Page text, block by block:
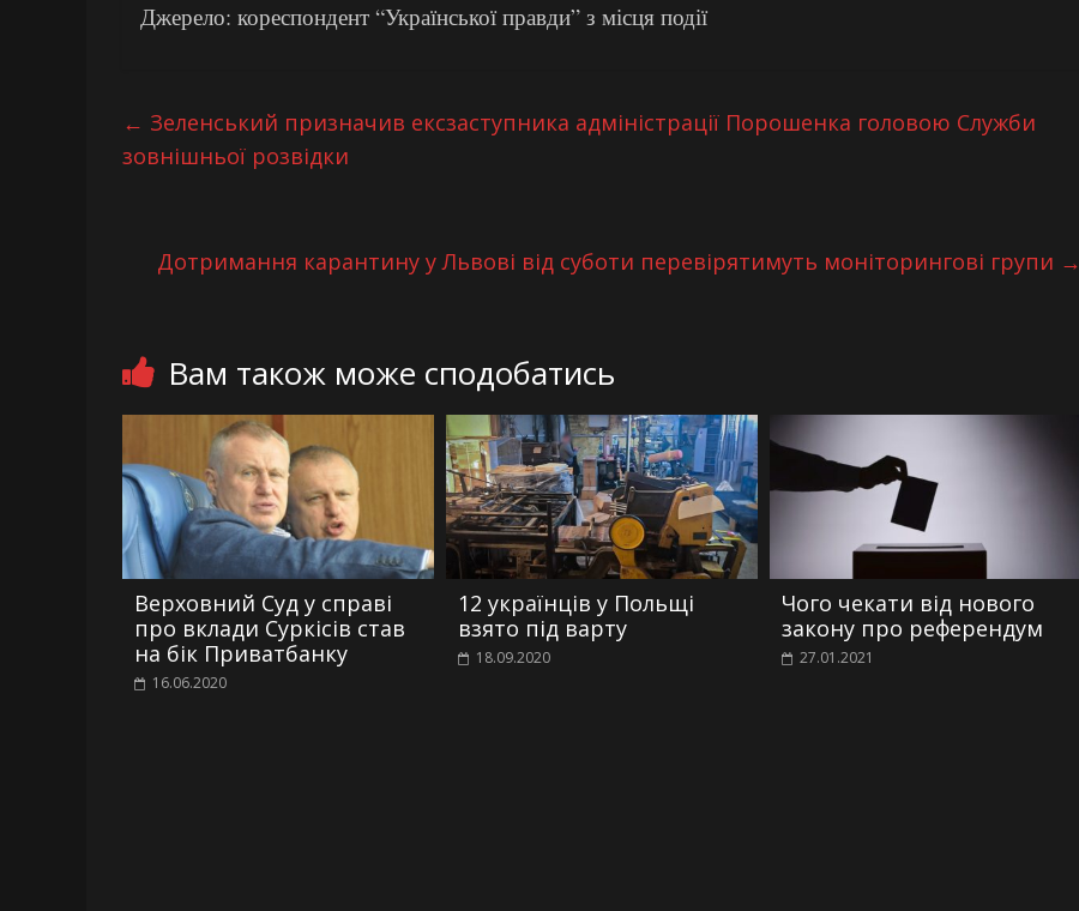
Джерело: кореспондент “Української правди” з місця події
← Зеленський призначив ексзаступника адміністрації Порошенка головою Служби
зовнішньої розвідки
Дотримання карантину у Львові від суботи перевірятимуть моніторингові групи →
Вам також може сподобатись
Верховний Суд у справі
про вклади Суркісів став
на бік Приватбанку
16.06.2020
12 українців у Польщі
взято під варту
18.09.2020
Чого чекати від нового
закону про референдум
27.01.2021